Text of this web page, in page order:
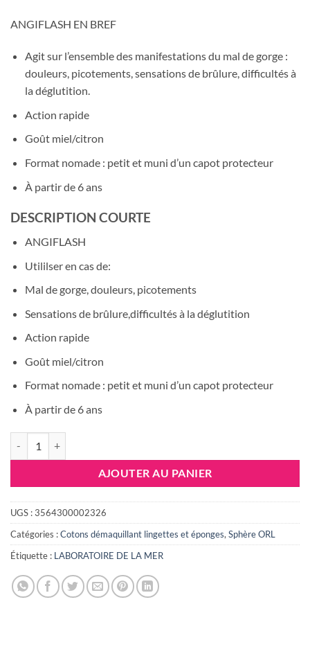
ANGIFLASH EN BREF
Agit sur l’ensemble des manifestations du mal de gorge :
douleurs, picotements, sensations de brûlure, difficultés à
la déglutition.
Action rapide
Goût miel/citron
Format nomade : petit et muni d’un capot protecteur
À partir de 6 ans
DESCRIPTION COURTE
ANGIFLASH
Utililser en cas de:
Mal de gorge, douleurs, picotements
Sensations de brûlure,difficultés à la déglutition
Action rapide
Goût miel/citron
Format nomade : petit et muni d’un capot protecteur
À partir de 6 ans
AJOUTER AU PANIER
UGS :3564300002326
Catégories :Cotons démaquillant lingettes et éponges, Sphère ORL
Étiquette : LABORATOIRE DE LA MER